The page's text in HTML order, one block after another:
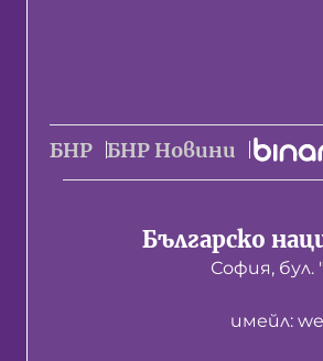
БНР БНР Новини
Българско
София, бул.
имейл: